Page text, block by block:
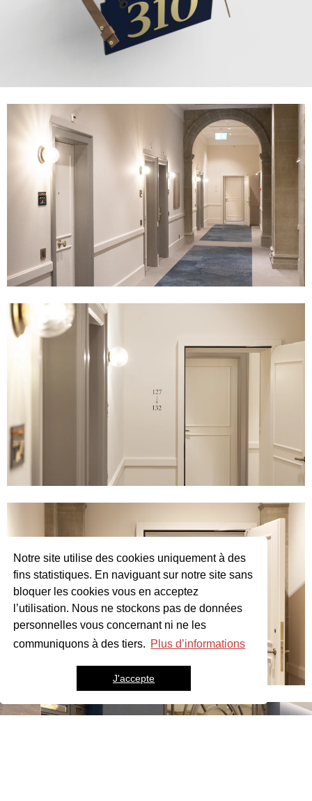
Notre site utilise des cookies uniquement à des
fins statistiques. En naviguant sur notre site sans
bloquer les cookies vous en acceptez
l’utilisation. Nous ne stockons pas de données
personnelles vous concernant ni ne les
communiquons à des tiers. Plus d’informations
J'accepte